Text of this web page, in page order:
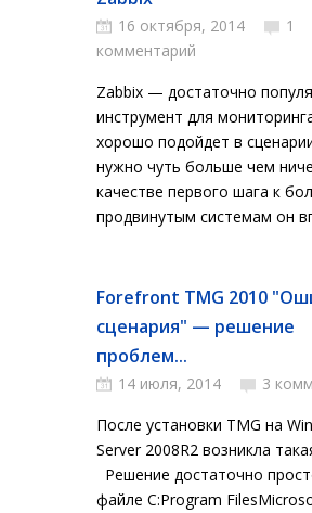
16 октября, 2014
1
комментарий
Zabbix — достаточно
инструмент для
хорошо подойдет в
нужно чуть больше чем
качестве первого шага к
продвинутым системам он
Forefront TMG 2010
сценария" — решение
проблем...
14 июля, 2014
3
После установки TMG на
Server 2008R2 возникла
Решение достаточно
файле C:Program